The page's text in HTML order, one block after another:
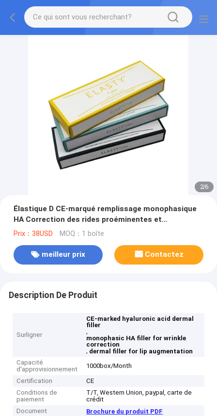
2/6
Élastique D CE-marqué remplissage monophasique
HA Correction des rides proéminentes et
augmentation des lèvres
Prix：38USD MOQ：1 boîte
meilleur prix Contactez
Description De Produit
Surligner
CE-marked hyaluronic acid dermal
filler
,
monophasic HA filler for wrinkle
correction
, dermal filler for lip augmentation
Capacité
d'approvisionnement
1000box/Month
Certification
CE
Conditions de
paiement
T/T, Western Union, paypal, carte de
crédit
Document
Brochure du produit PDF